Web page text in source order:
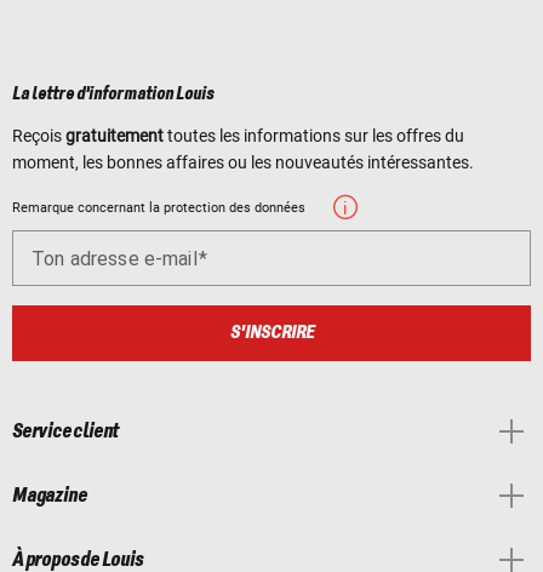
La lettre d'information Louis
Reçoisgratuitementtoutes les informations sur les offres du
moment, les bonnes affaires ou les nouveautés intéressantes.
Remarque concernant la protection des données
Ton adresse e-mail
S'INSCRIRE
Service client
Magazine
À propos de Louis